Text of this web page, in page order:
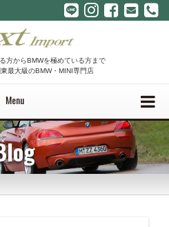
方からBMWを極めている方まで
最大級のBMW・MINI専門店
Menu